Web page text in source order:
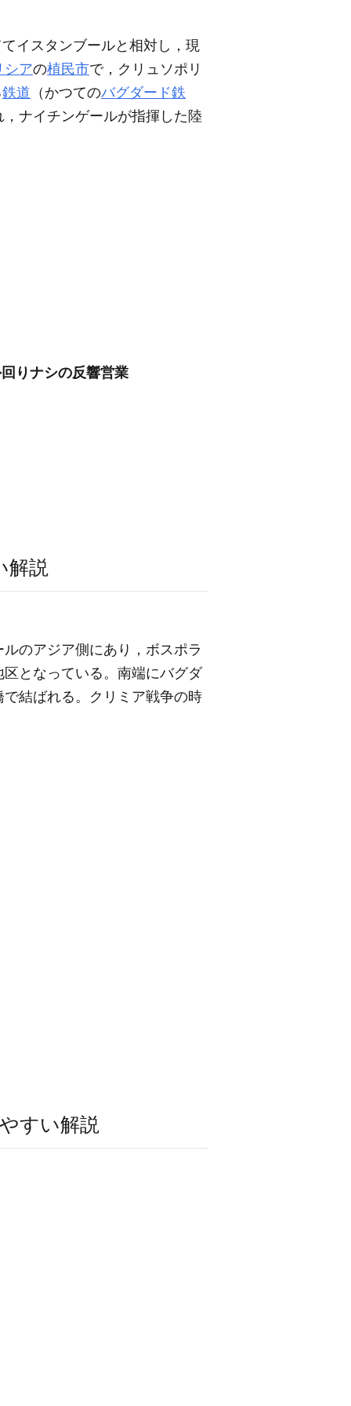
イスタンブールと相対し，現
シアの植民市で，クリュソポリ
鉄道 （かつてのバグダード鉄
，ナイチンゲールが指揮した陸
りナシの反響営業
解説
のアジア側にあり，ボスポラ
区となっている。南端にバグダ
結ばれる。クリミア戦争の時
すい解説